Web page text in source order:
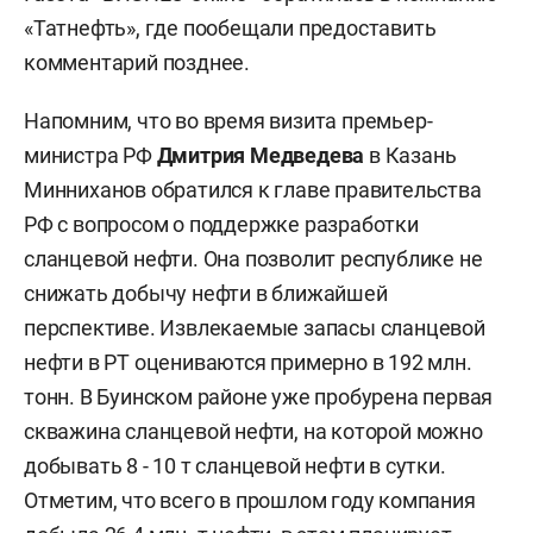
«Татнефть», где пообещали предоставить
комментарий позднее.
Напомним, что во время визита премьер-
министра РФДмитрия Медведева в Казань
Минниханов обратился к главе правительства
РФ с вопросом о поддержке разработки
сланцевой нефти. Она позволит республике не
снижать добычу нефти в ближайшей
перспективе. Извлекаемые запасы сланцевой
нефти в РТ оцениваются примерно в 192 млн.
тонн. В Буинском районе уже пробурена первая
скважина сланцевой нефти, на которой можно
добывать 8 - 10 т сланцевой нефти в сутки.
Отметим, что всего в прошлом году компания